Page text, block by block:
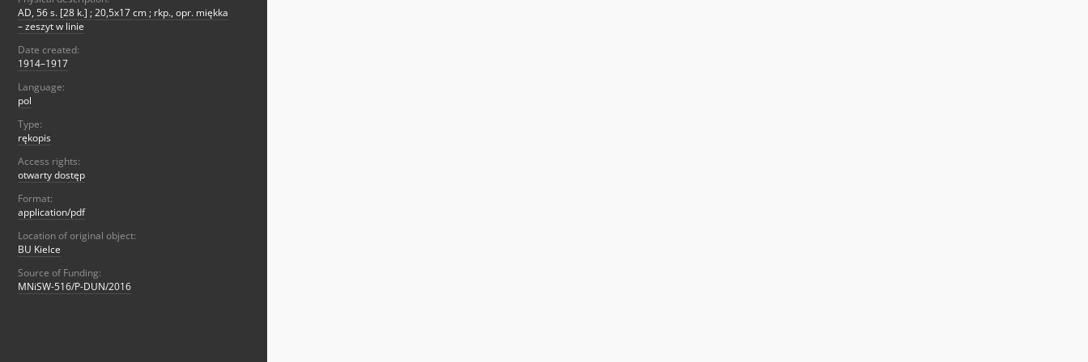
AD, 56 s. [28 k.] ; 20,5x17 cm ; rkp., opr. miękka
– zeszyt w linie
Date created:
1914–1917
Language:
pol
Type:
rękopis
Access rights:
otwarty dostęp
Format:
application/pdf
Location of original object:
BU Kielce
Source of Funding:
MNiSW-516/P-DUN/2016